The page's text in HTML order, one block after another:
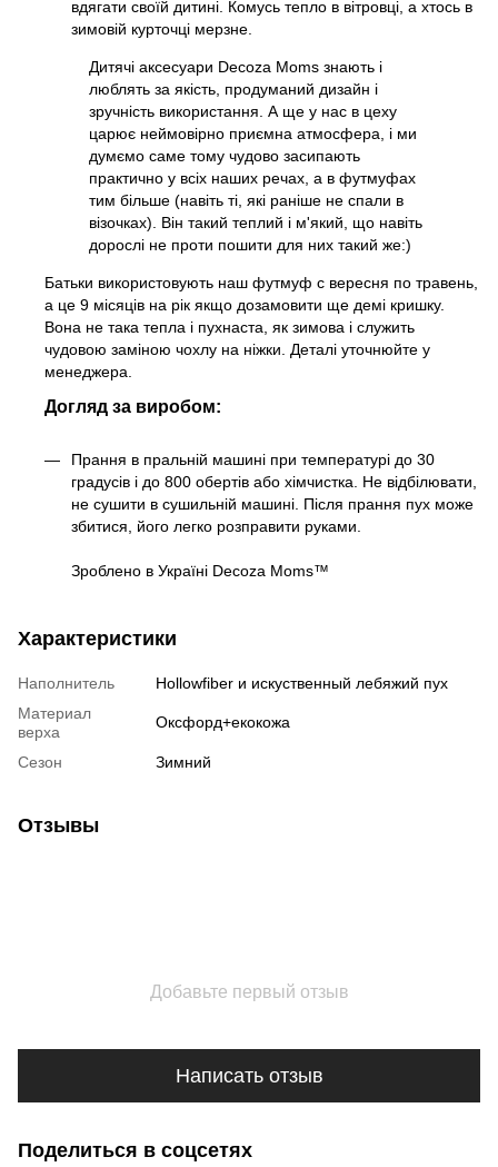
вдягати своїй дитині. Комусь тепло в вітровці, а хтось в
зимовій курточці мерзне.
Дитячі аксесуари Decoza Moms знають і
люблять за якість, продуманий дизайн і
зручність використання. А ще у нас в цеху
царює неймовірно приємна атмосфера, і ми
думємо саме тому чудово засипають
практично у всіх наших речах, а в футмуфах
тим більше (навіть ті, які раніше не спали в
візочках). Він такий теплий і м'який, що навіть
дорослі не проти пошити для них такий же:)
Батьки використовують наш футмуф с вересня по травень,
а це 9 місяців на рік якщо дозамовити ще демі кришку.
Вона не така тепла і пухнаста, як зимова і служить
чудовою заміною чохлу на ніжки. Деталі уточнюйте у
менеджера.
Догляд за виробом:
Прання в пральній машині при температурі до 30
градусів і до 800 обертів або хімчистка. Не відбілювати,
не сушити в сушильній машині. Після прання пух може
збитися, його легко розправити руками.
Зроблено в Україні Decoza Moms™
Характеристики
Наполнитель
Hollowfiber и искуственный лебяжий пух
Материал
верха
Оксфорд+екокожа
Сезон Зимний
Отзывы
Добавьте первый отзыв
Написать отзыв
Поделиться в соцсетях